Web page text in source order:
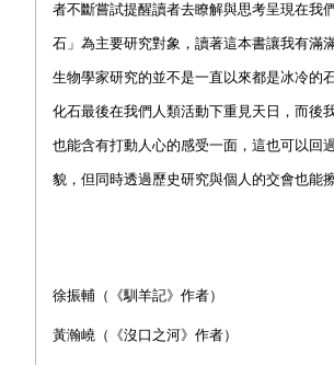
者不斷嘗試提醒讀者去瞭解與思考呈現在我
石」為主要研究對象，讀著這本書讓我有滿
生物學家研究的並不是一直以來都是冰冷的
化石最後在我們人類活動下重見天日，而後
也能含有打動人心的感受一面，這也可以回
貌，但同時透過歷史研究與個人的交會也能
徐振輔（《馴羊記》作者）
黃瀚嶢（《沒口之河》作者）